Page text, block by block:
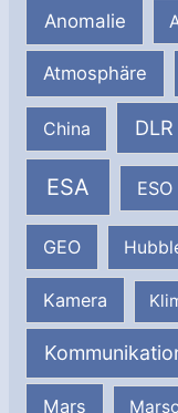
Anomalie
Atmosphäre
China DLR
ESA ESO
GEO
Kamera
Mars